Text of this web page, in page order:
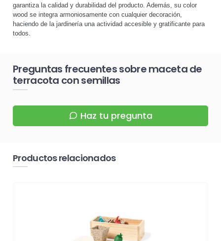
garantiza la calidad y durabilidad del producto. Además, su color
wood se integra armoniosamente con cualquier decoración,
haciendo de la jardinería una actividad accesible y gratificante para
todos.
Preguntas frecuentes sobre maceta de
terracota con semillas
Haz tu pregunta
Productos relacionados